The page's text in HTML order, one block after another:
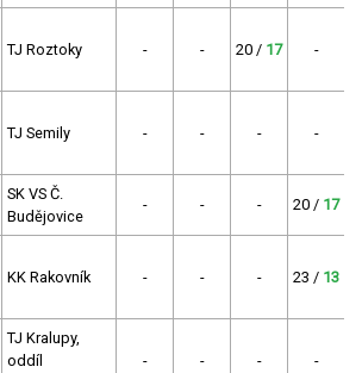
TJ Roztoky - - 20 / 17 -
TJ Semily - - - -
SK VS Č.
Budějovice
- - - 20 / 17
KK Rakovník - - - 23 / 13
TJ Kralupy,
oddíl
- - - -